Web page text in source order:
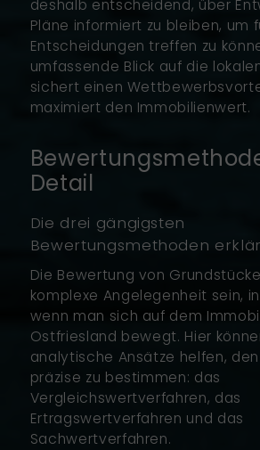
deshalb entscheidend, über
Pläne informiert zu bleiben, um
Entscheidungen treffen zu
umfassende Blick auf die
sichert einen
maximiert den Immobilienwert.
Detail
Die drei gängigsten
Bewertungsmethoden
Die Bewertung von
komplexe Angelegenheit sein,
wenn man sich auf dem
Ostfriesland bewegt. Hier
analytische Ansätze helfen,
präzise zu bestimmen: das
Vergleichswertverfahren, das
Ertragswertverfahren und das
Sachwertverfahren.